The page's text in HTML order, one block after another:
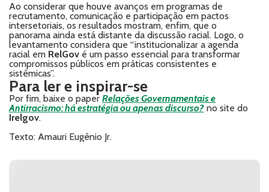
Ao considerar que houve avanços em programas de
recrutamento, comunicação e participação em pactos
intersetoriais, os resultados mostram, enfim, que o
panorama ainda está distante da discussão racial. Logo, o
levantamento considera que “institucionalizar a agenda
racial em RelGov é um passo essencial para transformar
compromissos públicos em práticas consistentes e
sistêmicas”.
Para ler e inspirar-se
Por fim, baixe o paper Relações Governamentais e
Antirracismo: há estratégia ou apenas discurso? no site do
Irelgov.
Texto: Amauri Eugênio Jr.